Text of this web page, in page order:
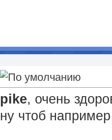
pike, очень
ну чтоб